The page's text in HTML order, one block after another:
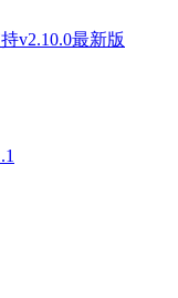
v2.10.0最新版